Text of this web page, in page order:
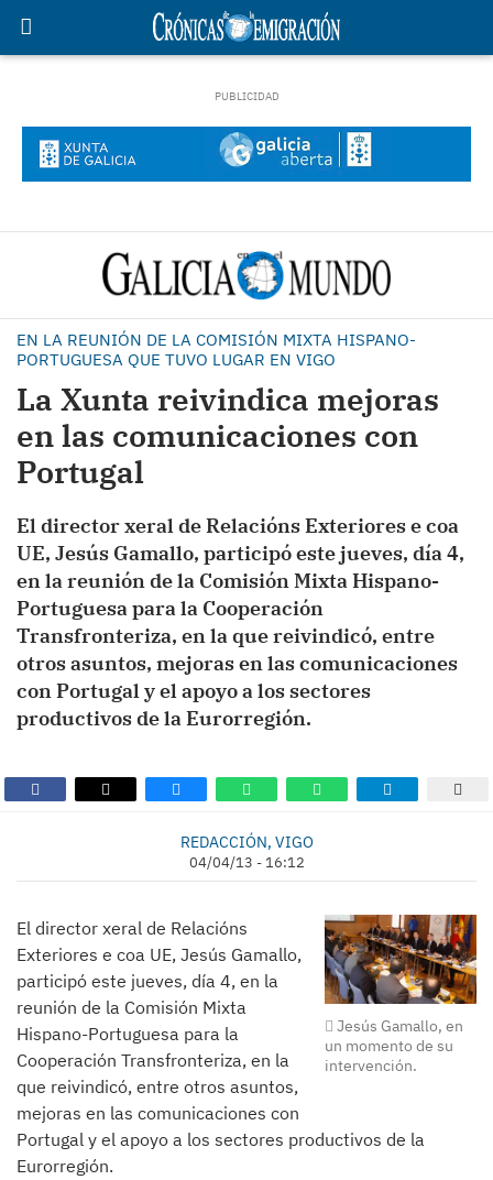
EN LA REUNIÓN DE LA COMISIÓN MIXTA HISPANO-
PORTUGUESA QUE TUVO LUGAR EN VIGO
La Xunta reivindica mejoras
en las comunicaciones con
Portugal
El director xeral de Relacións Exteriores e coa
UE, Jesús Gamallo, participó este jueves, día 4,
en la reunión de la Comisión Mixta Hispano-
Portuguesa para la Cooperación
Transfronteriza, en la que reivindicó, entre
otros asuntos, mejoras en las comunicaciones
con Portugal y el apoyo a los sectores
productivos de la Eurorregión.
REDACCIÓN, VIGO
04/04/13 - 16:12
Jesús Gamallo, en
un momento de su
intervención.
El director xeral de Relacións
Exteriores e coa UE, Jesús Gamallo,
participó este jueves, día 4, en la
reunión de la Comisión Mixta
Hispano-Portuguesa para la
Cooperación Transfronteriza, en la
que reivindicó, entre otros asuntos,
mejoras en las comunicaciones con
Portugal y el apoyo a los sectores productivos de la
Eurorregión.